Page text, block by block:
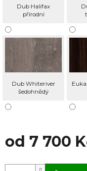
od 7 700
Dub Halifax
přírodní
Dub Whiteriver
šedohnědý